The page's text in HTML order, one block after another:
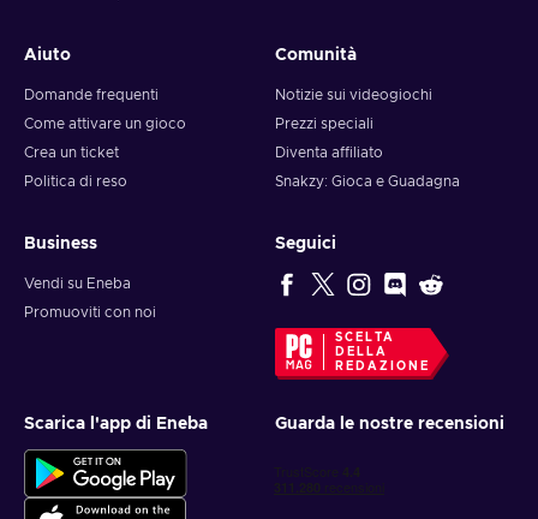
Aiuto
Domande frequenti
Come attivare un gioco
Crea un ticket
Politica di reso
Comunità
Notizie sui videogiochi
Prezzi speciali
Diventa affiliato
Snakzy: Gioca e Guadagna
Business
Vendi su Eneba
Promuoviti con noi
Seguici
SCELTA
DELLA
REDAZIONE
Scarica l'app di Eneba Guarda le nostre recensioni